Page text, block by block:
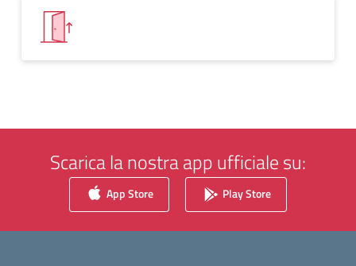
Scarica la nostra app ufficiale su:
App Store Play Store